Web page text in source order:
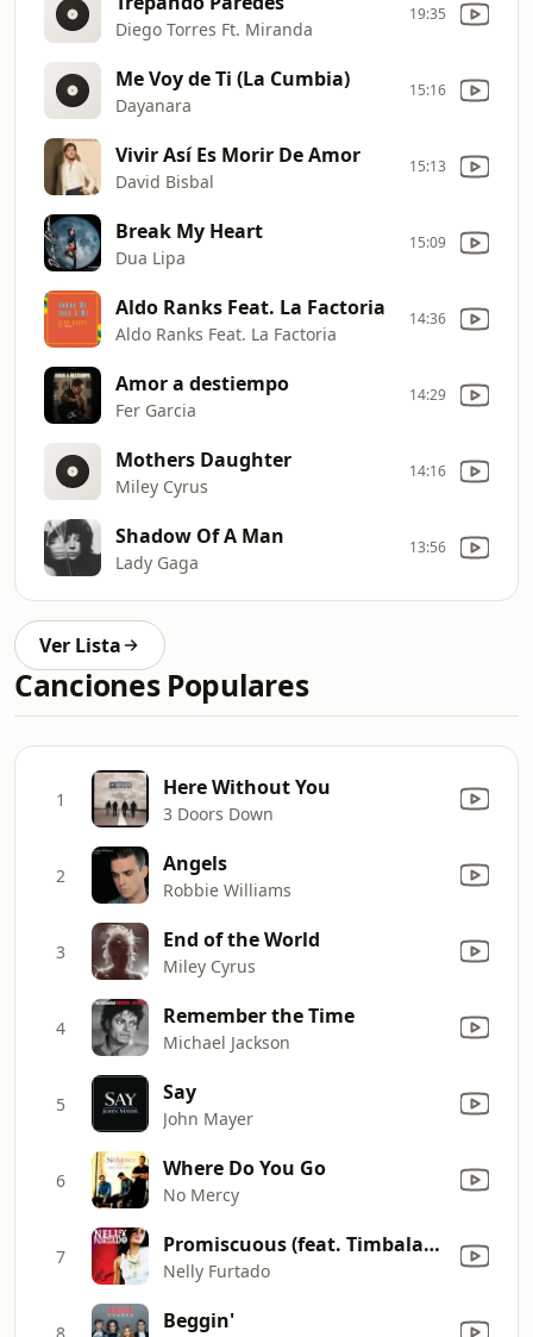
Diego Torres Ft. Miranda
19:35
Me Voy de Ti (La Cumbia)
Dayanara
15:16
Vivir Así Es Morir De Amor
David Bisbal
15:13
Break My Heart
Dua Lipa
15:09
Aldo Ranks Feat. La Factoria
Aldo Ranks Feat. La Factoria
14:36
Amor a destiempo
Fer Garcia
14:29
Mothers Daughter
Miley Cyrus
14:16
Shadow Of A Man
Lady Gaga
13:56
Ver Lista
Canciones Populares
1 Here Without You
3 Doors Down
2 Angels
Robbie Williams
3 End of the World
Miley Cyrus
4 Remember the Time
Michael Jackson
5 Say
John Mayer
6 Where Do You Go
No Mercy
7 Promiscuous (feat. Timbaland)
Nelly Furtado
8 Beggin'